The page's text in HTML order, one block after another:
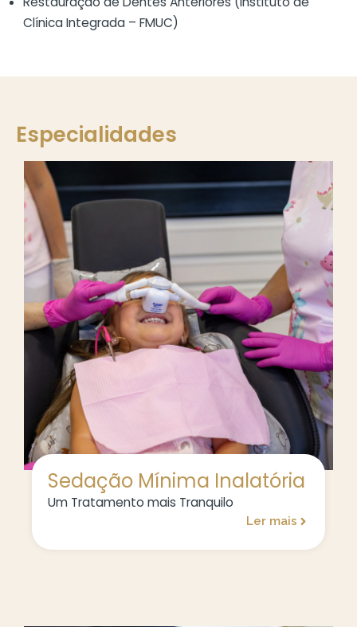
Clínica Integrada – FMUC)
Especialidades
Sedação Mínima Inalatória
Um Tratamento mais Tranquilo
Ler mais